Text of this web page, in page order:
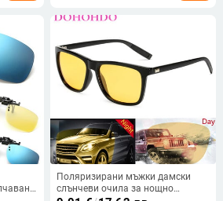
Поляризирани мъжки дамски
слънчеви очила за нощно